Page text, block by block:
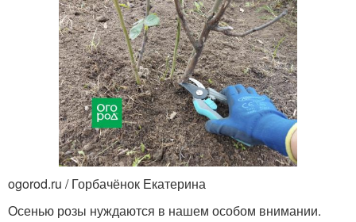
ogorod.ru / Горбачёнок Екатерина
Осенью розы нуждаются в нашем особом внимании.